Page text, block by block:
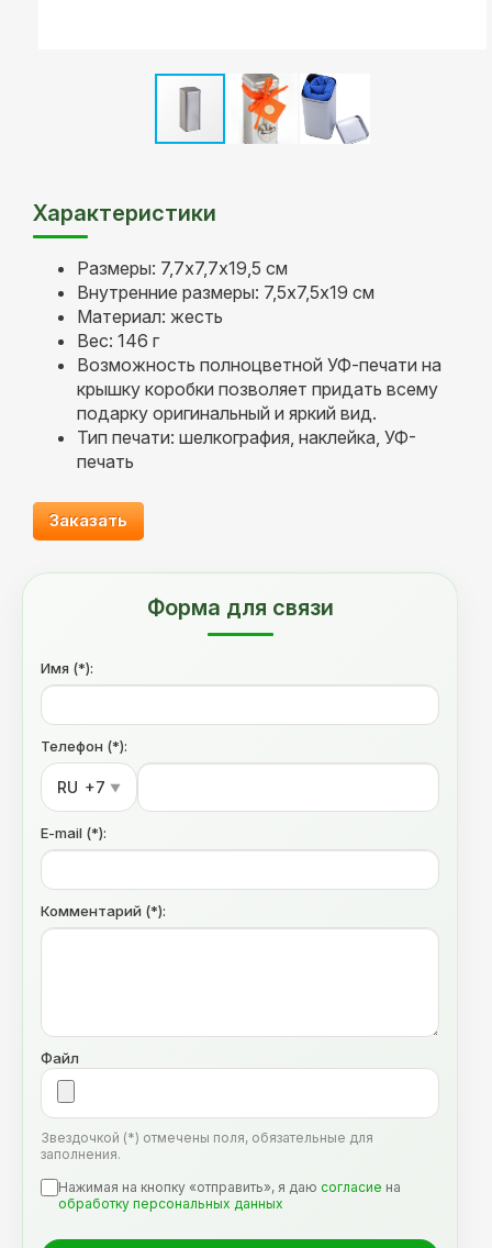
Характеристики
Размеры: 7,7х7,7х19,5 см
Внутренние размеры: 7,5х7,5х19 см
Материал: жесть
Вес: 146 г
Возможность полноцветной УФ-печати на
крышку коробки позволяет придать всему
подарку оригинальный и яркий вид.
Тип печати: шелкография, наклейка, УФ-
печать
Заказать
Форма для связи
Имя (*):
Телефон (*):
RU +7 ▼
E-mail (*):
Комментарий (*):
Файл
Звездочкой (*) отмечены поля, обязательные для
заполнения.
Нажимая на кнопку «отправить», я даю согласие на
обработку персональных данных